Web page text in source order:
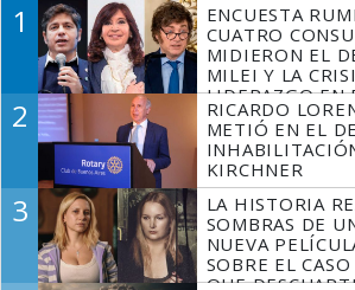
1
ENCUESTA
CUATRO
MIDIERON EL
MILEI Y LA
LIDERAZGO EN
2
RICARDO
METIÓ EN EL
KIRCHNER
3
LA HISTORIA
SOMBRAS DE
NUEVA
SOBRE EL
QUE